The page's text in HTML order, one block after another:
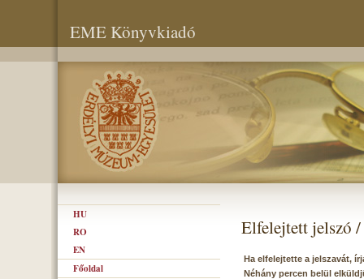
EME Könyvkiadó
HU
RO
EN
Főoldal
Elfelejtett jelszó /
Ha elfelejtette a jelszavát,
Néhány percen belül